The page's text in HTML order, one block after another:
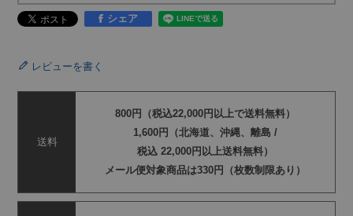
シェア
レビューを書く
送料
800円（税込22,000円以上で送料無料）
1,600円（北海道、沖縄、離島 /
税込 22,000円以上送料無料）
メール便対象商品は330円（枚数制限あり）